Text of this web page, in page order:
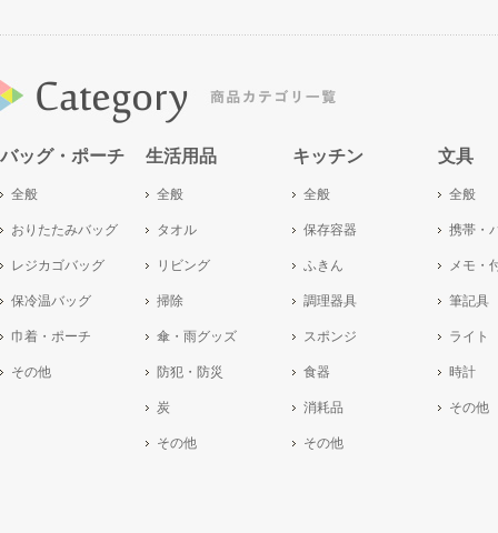
バッグ・ポーチ
全般
おりたたみバッグ
レジカゴバッグ
保冷温バッグ
巾着・ポーチ
その他
生活用品
全般
タオル
リビング
掃除
傘・雨グッズ
防犯・防災
炭
その他
キッチン
全般
保存容器
ふきん
調理器具
スポンジ
食器
消耗品
その他
文具
全般
携帯・
メモ・
筆記具
ライト
時計
その他